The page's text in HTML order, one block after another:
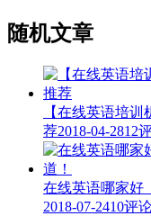
随机文章
【在线英语培
荐2018-04-2812
在线英语哪家好
2018-07-2410评